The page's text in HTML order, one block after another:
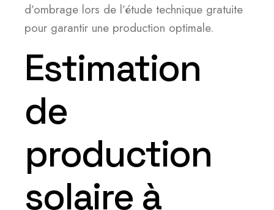
d’ombrage lors de l’étude technique gratuite
pour garantir une production optimale.
Estimation
de
production
solaire à